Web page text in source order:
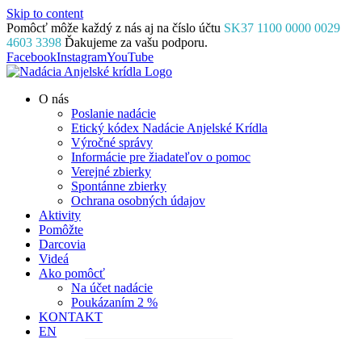
Skip to content
Pomôcť môže každý z nás aj na číslo účtu SK37 1100 0000 0029
4603 3398 Ďakujeme za vašu podporu.
FacebookInstagramYouTube
O nás
Poslanie nadácie
Etický kódex Nadácie Anjelské Krídla
Výročné správy
Informácie pre žiadateľov o pomoc
Verejné zbierky
Spontánne zbierky
Ochrana osobných údajov
Aktivity
Pomôžte
Darcovia
Videá
Ako pomôcť
Na účet nadácie
Poukázaním 2 %
KONTAKT
EN